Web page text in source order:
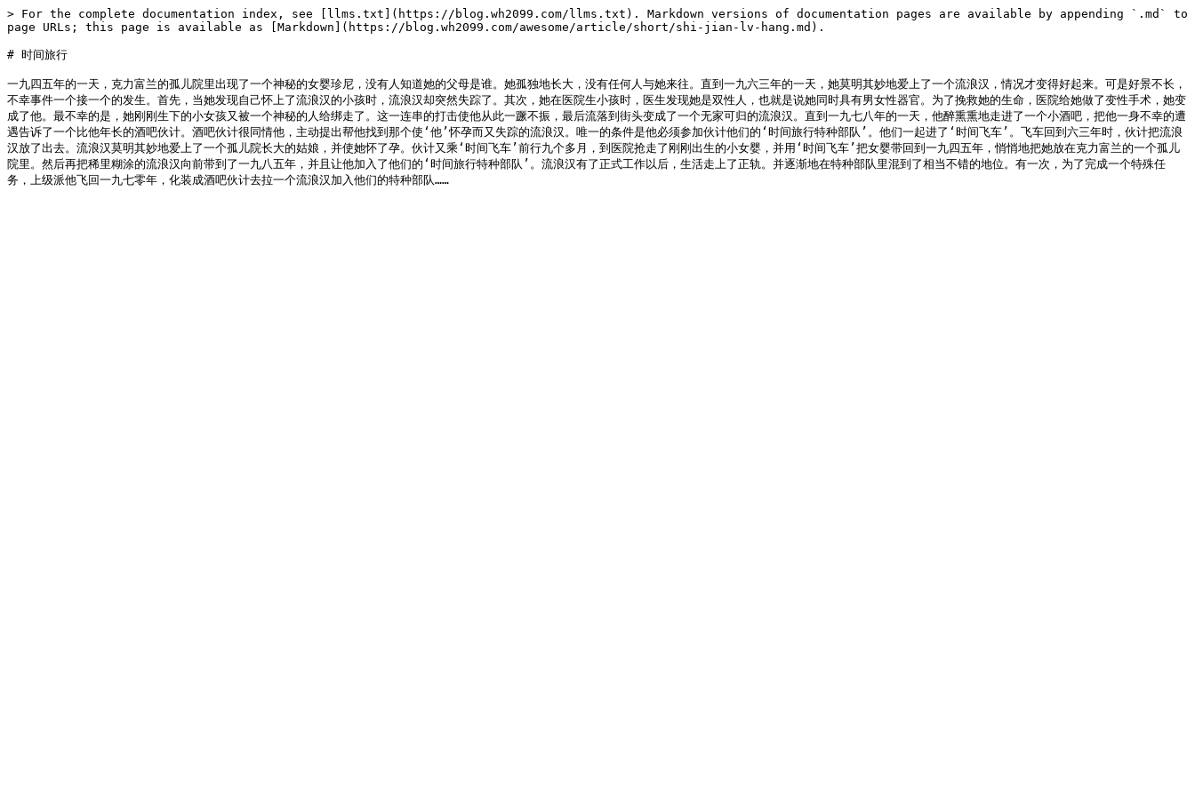
> For the complete documentation index, see [llms.txt](https://blog.wh2099.com/llms.txt). Markdown versions of documentation pages are available by appending `.md` to
page URLs; this page is available as [Markdown](https://blog.wh2099.com/awesome/article/short/shi-jian-lv-hang.md).
# 时间旅行
一九四五年的一天，克力富兰的孤儿院里出现了一个神秘的女婴珍尼，没有人知道她的父母是谁。她孤独地长大，没有任何人与她来往。直到一九六三年的一天，她莫明其妙地爱上了一个流浪汉，情况才变得好起来。可是好景不长，
不幸事件一个接一个的发生。首先，当她发现自己怀上了流浪汉的小孩时，流浪汉却突然失踪了。其次，她在医院生小孩时，医生发现她是双性人，也就是说她同时具有男女性器官。为了挽救她的生命，医院给她做了变性手术，她变
成了他。最不幸的是，她刚刚生下的小女孩又被一个神秘的人给绑走了。这一连串的打击使他从此一蹶不振，最后流落到街头变成了一个无家可归的流浪汉。直到一九七八年的一天，他醉熏熏地走进了一个小酒吧，把他一身不幸的遭
遇告诉了一个比他年长的酒吧伙计。酒吧伙计很同情他，主动提出帮他找到那个使‘他’怀孕而又失踪的流浪汉。唯一的条件是他必须参加伙计他们的‘时间旅行特种部队’。他们一起进了‘时间飞车’。飞车回到六三年时，伙计把流浪
汉放了出去。流浪汉莫明其妙地爱上了一个孤儿院长大的姑娘，并使她怀了孕。伙计又乘‘时间飞车’前行九个多月，到医院抢走了刚刚出生的小女婴，并用‘时间飞车’把女婴带回到一九四五年，悄悄地把她放在克力富兰的一个孤儿
院里。然后再把稀里糊涂的流浪汉向前带到了一九八五年，并且让他加入了他们的‘时间旅行特种部队’。流浪汉有了正式工作以后，生活走上了正轨。并逐渐地在特种部队里混到了相当不错的地位。有一次，为了完成一个特殊任